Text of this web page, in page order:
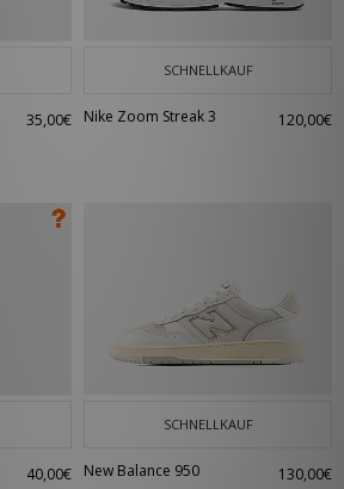
35,00€
SCHNELLKAUF
Nike Zoom Streak 3 120,00€
40,00€
SCHNELLKAUF
New Balance 950 130,00€